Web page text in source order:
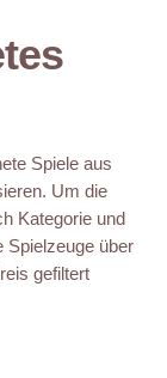
Spiele aus
Um die
Kategorie und
Spielzeuge über
gefiltert